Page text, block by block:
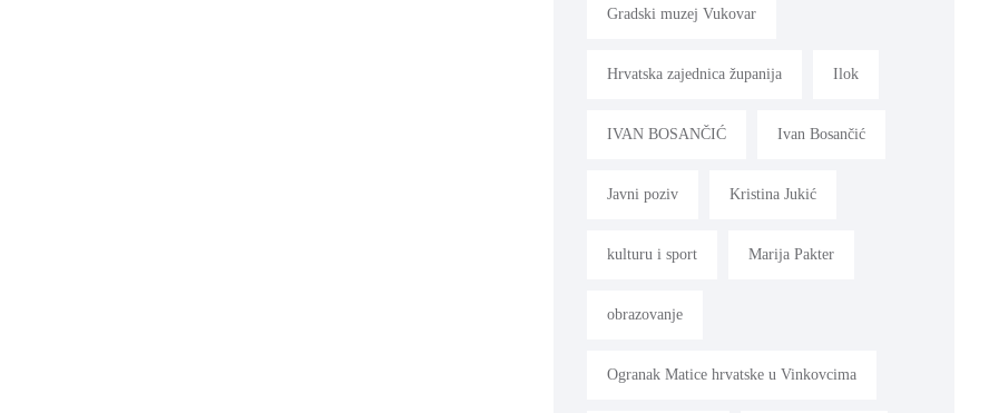
Gradski muzej Vukovar
Hrvatska zajednica županija Ilok
IVAN BOSANČIĆ Ivan Bosančić
Javni poziv Kristina Jukić
kulturu i sport Marija Pakter
obrazovanje
Ogranak Matice hrvatske u Vinkovcima